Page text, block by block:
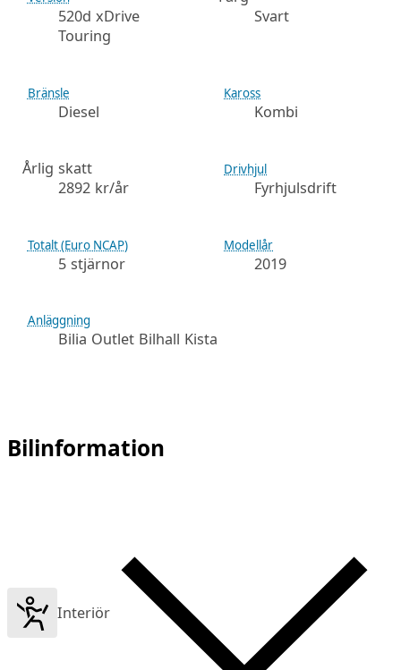
520d xDrive
Touring
Svart
Bränsle
Diesel
Kaross
Kombi
Årlig skatt
2892 kr/år
Drivhjul
Fyrhjulsdrift
Totalt (Euro NCAP)
5 stjärnor
Modellår
2019
Anläggning
Bilia Outlet Bilhall Kista
Bilinformation
Interiör